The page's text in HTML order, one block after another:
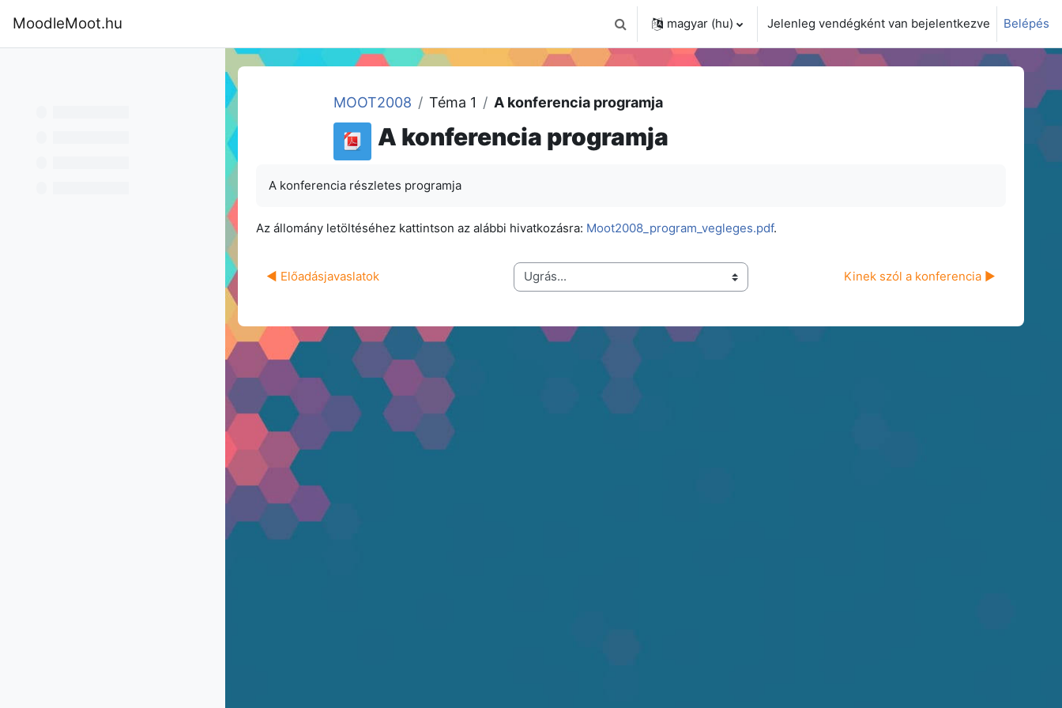
MoodleMoot.hu Keresési bemeneti adatok váltása
magyar ‎(hu)‎ Jelenleg vendégként van bejelentkezve Belépés
MOOT2008 Téma 1 A konferencia programja
A konferencia programja
A konferencia részletes programja
Az állomány letöltéséhez kattintson az alábbi hivatkozásra: Moot2008_program_vegleges.pdf.
◀︎ Előadásjavaslatok Ugrás... Kinek szól a konferencia ▶︎